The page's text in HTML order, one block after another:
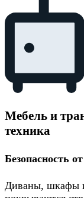
Мебель и
техника
Безопасность
Диваны, шкафы